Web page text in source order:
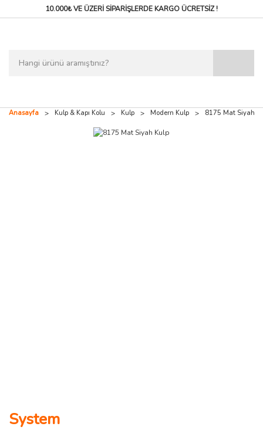
10.000₺ VE ÜZERİ SİPARİŞLERDEKARGO ÜCRETSİZ !
Anasayfa Kulp & Kapı Kolu Kulp Modern Kulp 8175 Mat Siyah
System